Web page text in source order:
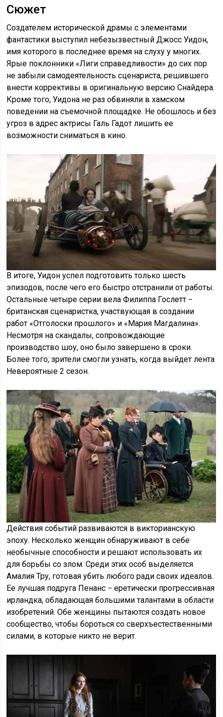
Сюжет
Создателем исторической драмы с элементами
фантастики выступил небезызвестный Джосс Уидон,
имя которого в последнее время на слуху у многих.
Ярые поклонники «Лиги справедливости» до сих пор
не забыли самодеятельность сценариста, решившего
внести коррективы в оригинальную версию Снайдера.
Кроме того, Уидона не раз обвиняли в хамском
поведении на съемочной площадке. Не обошлось и без
угроз в адрес актрисы Галь Гадот лишить ее
возможности сниматься в кино.
В итоге, Уидон успел подготовить только шесть
эпизодов, после чего его быстро отстранили от работы.
Остальные четыре серии вела Филиппа Гослетт −
британская сценаристка, участвующая в создании
работ «Отголоски прошлого» и «Мария Магдалина».
Несмотря на скандалы, сопровождающие
производство шоу, оно было завершено в сроки.
Более того, зрители смогли узнать, когда выйдет лента
Невероятные 2 сезон.
Действия событий развиваются в викторианскую
эпоху. Несколько женщин обнаруживают в себе
необычные способности и решают использовать их
для борьбы со злом. Среди этих особ выделяется
Амалия Тру, готовая убить любого ради своих идеалов.
Ее лучшая подруга Пенанс − еретически прогрессивная
ирландка, обладающая большими талантами в области
изобретений. Обе женщины пытаются создать новое
сообщество, чтобы бороться со сверхъестественными
силами, в которые никто не верит.